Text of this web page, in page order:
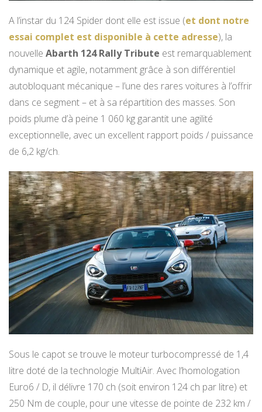
A l’instar du 124 Spider dont elle est issue (et dont notre
essai complet est disponible à cette adresse), la
nouvelle Abarth 124 Rally Tribute est remarquablement
dynamique et agile, notamment grâce à son différentiel
autobloquant mécanique – l’une des rares voitures à l’offrir
dans ce segment – et à sa répartition des masses. Son
poids plume d’à peine 1 060 kg garantit une agilité
exceptionnelle, avec un excellent rapport poids / puissance
de 6,2 kg/ch.
Sous le capot se trouve le moteur turbocompressé de 1,4
litre doté de la technologie MultiAir. Avec l’homologation
Euro6 / D, il délivre 170 ch (soit environ 124 ch par litre) et
250 Nm de couple, pour une vitesse de pointe de 232 km /